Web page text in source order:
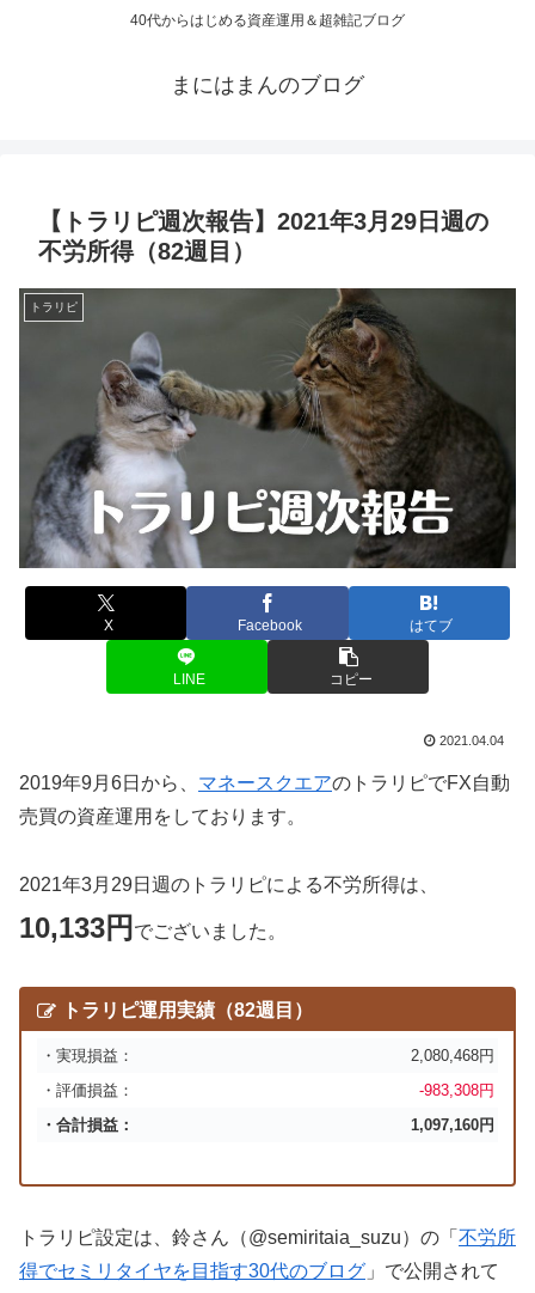
40代からはじめる資産運用＆超雑記ブログ
まにはまんのブログ
【トラリピ週次報告】2021年3月29日週の
不労所得（82週目）
トラリピ
X Facebook はてブ
LINE コピー
2021.04.04
2019年9月6日から、 マネースクエアのトラリピでFX自動
売買の資産運用をしております。
2021年3月29日週のトラリピによる不労所得は、
10,133円 でございました。
トラリピ運用実績（82週目）
・実現損益：
2,080,468円
・評価損益：
-983,308円
・合計損益：
1,097,160円
トラリピ設定は、鈴さん（@semiritaia_suzu）の「 不労所
得でセミリタイヤを目指す30代のブログ 」で公開されて